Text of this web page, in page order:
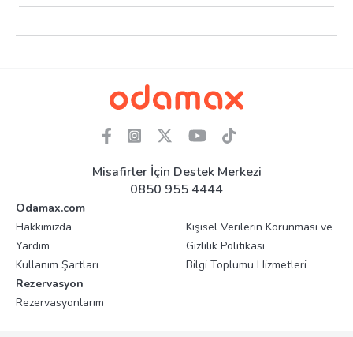
Misafirler İçin Destek Merkezi
0850 955 4444
Odamax.com
Hakkımızda
Yardım
Kullanım Şartları
Kişisel Verilerin Korunması ve
Gizlilik Politikası
Bilgi Toplumu Hizmetleri
Rezervasyon
Rezervasyonlarım